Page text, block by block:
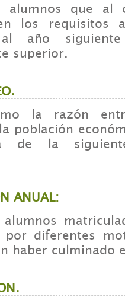
alumnos que al
los requisitos
al año
superior.
la razón
población
de la
ANUAL:
alumnos
diferentes
haber culminado